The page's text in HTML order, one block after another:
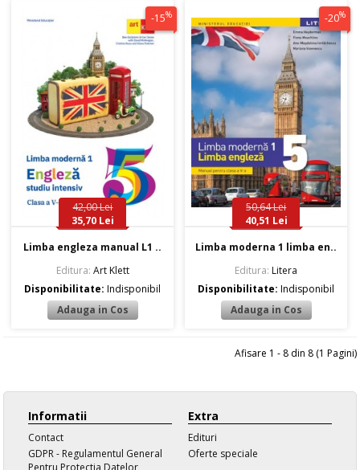
-15%
42,00 Lei
35,70 Lei
Limba engleza manual L1 ..
Editura: Art Klett
Disponibilitate:Indisponibil
-20%
50,64 Lei
40,51 Lei
Limba moderna 1 limba en..
Editura: Litera
Disponibilitate:Indisponibil
Afisare 1 - 8 din 8 (1 Pagini)
Informatii
Contact
GDPR - Regulamentul General
Pentru Protectia Datelor
Extra
Edituri
Oferte speciale